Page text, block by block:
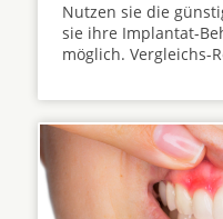
Nutzen sie die
sie ihre Implantat-
möglich. Vergleichs-